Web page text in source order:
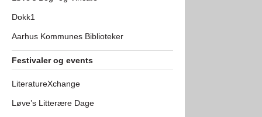
Dokk1
Aarhus Kommunes Biblioteker
Festivaler og events
LiteratureXchange
Løve’s Litterære Dage